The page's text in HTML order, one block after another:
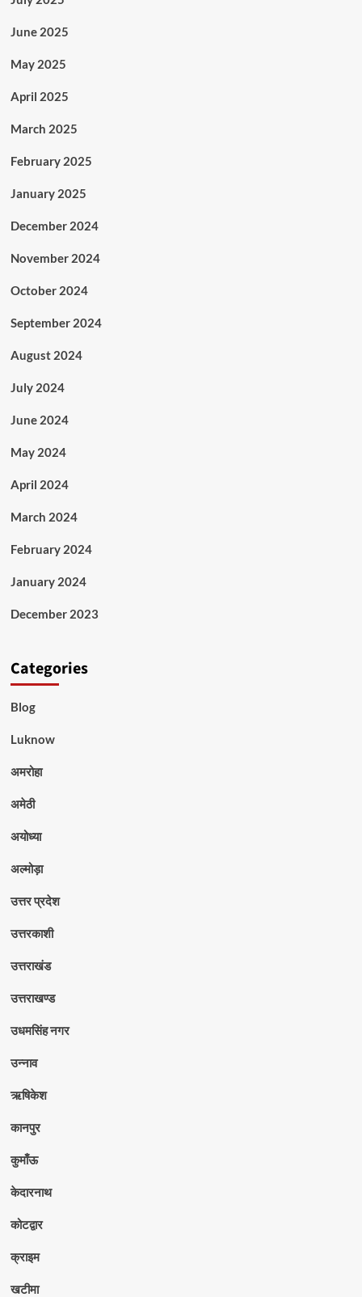
June 2025
May 2025
April 2025
March 2025
February 2025
January 2025
December 2024
November 2024
October 2024
September 2024
August 2024
July 2024
June 2024
May 2024
April 2024
March 2024
February 2024
January 2024
December 2023
Categories
Blog
Luknow
अमरोहा
अमेठी
अयोध्या
अल्मोड़ा
उत्तर प्रदेश
उत्तरकाशी
उत्तराखंड
उत्तराखण्ड
उधमसिंह नगर
उन्नाव
ऋषिकेश
कानपुर
कुमाँऊ
केदारनाथ
कोटद्वार
क्राइम
खटीमा